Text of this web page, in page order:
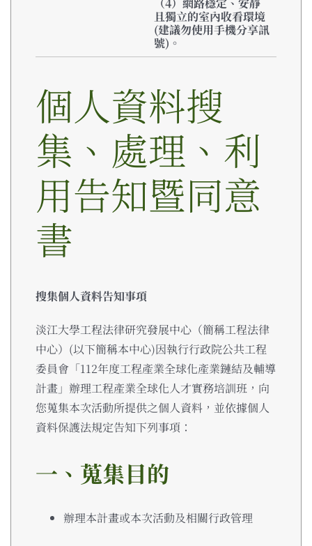
（4）網路穩定、安靜
且獨立的室內收看環境
(建議勿使用手機分享訊
號)。
個人資料搜
集、處理、利
用告知暨同意
書
搜集個人資料告知事項
淡江大學工程法律研究發展中心（簡稱工程法律
中心）(以下簡稱本中心)因執行行政院公共工程
委員會「112年度工程產業全球化產業鏈結及輔導
計畫」辦理工程產業全球化人才實務培訓班，向
您蒐集本次活動所提供之個人資料，並依據個人
資料保護法規定告知下列事項：
一、蒐集目的
辦理本計畫或本次活動及相關行政管理